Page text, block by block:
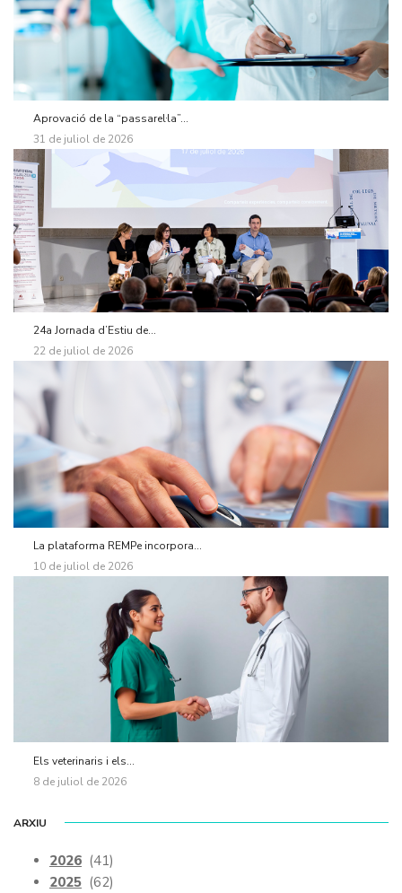
Aprovació de la “passarel·la”...
31 de juliol de 2026
24a Jornada d’Estiu de...
22 de juliol de 2026
La plataforma REMPe incorpora...
10 de juliol de 2026
Els veterinaris i els...
8 de juliol de 2026
ARXIU
2026 (41)
2025 (62)